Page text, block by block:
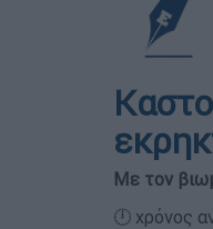
Με τον
🕛 χρόνος